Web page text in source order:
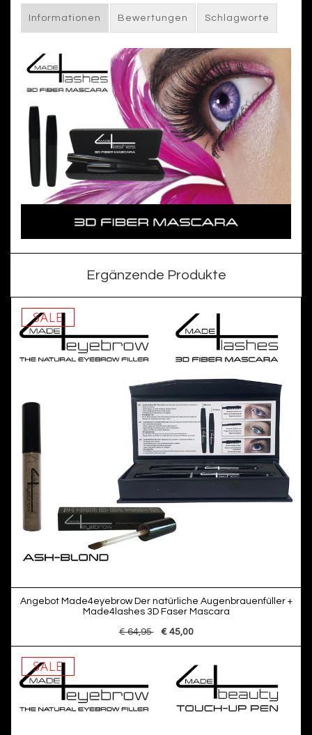
Informationen Bewertungen Schlagworte
Ergänzende Produkte
SALE
Angebot Made4eyebrow Der natürliche Augenbrauenfüller +
Made4lashes 3D Faser Mascara
€ 64,95 € 45,00
SALE